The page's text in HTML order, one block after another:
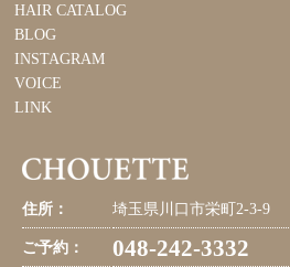
HAIR CATALOG
BLOG
INSTAGRAM
VOICE
LINK
住所： 埼玉県川口市栄町2-3-9
ご予約： 048-242-3332